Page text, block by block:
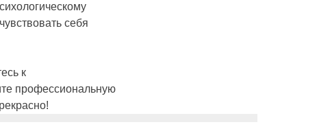
себя
к
профессиональную